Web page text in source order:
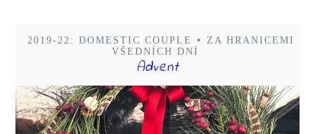
2019-22: DOMESTIC COUPLE •
ZA HRANICEMI
VŠEDNÍCH DNÍ
Advent